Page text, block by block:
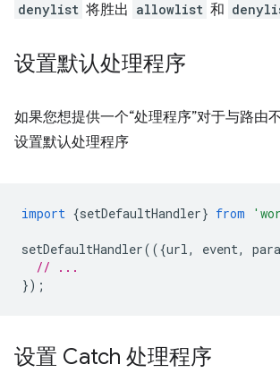
denylist 将胜出 allowlist 和
设置默认处理程序
如果您想提供一个“处理程序”对于与路由
设置默认处理程序
import {setDefaultHandler} from
setDefaultHandler(({url, event,
// ...
});
设置 Catch 处理程序